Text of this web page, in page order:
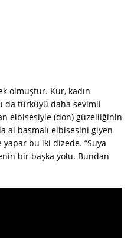
olmuştur. Kur, kadın
da türküyü daha sevimli
elbisesiyle (don) güzelliğinin
al basmalı elbisesini giyen
yapar bu iki dizede. “Suya
bir başka yolu. Bundan